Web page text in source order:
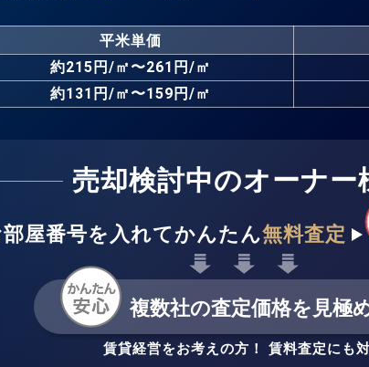
平米単価
約215円/㎡〜261円/㎡
約131円/㎡〜159円/㎡
売却検討中のオーナー
屋番号を入れてかんたん無料査定
複数社の査定価格を見極
賃貸経営をお考えの方！ 賃料査定にも